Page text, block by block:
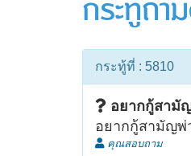
กระทู้ถา
กระทู้ที่ : 5810
อยากกู้สามั
อยากกู้สามัญพ่
คุณสอบถาม